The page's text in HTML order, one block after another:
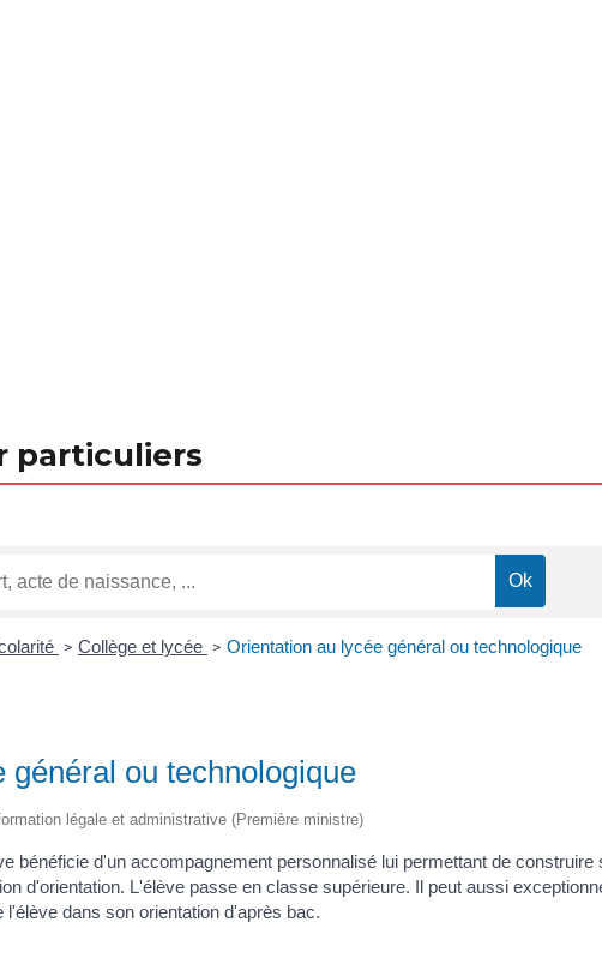
particuliers
> Collège et lycée > Orientation au lycée général ou technologique
général ou technologique
légale et administrative (Première ministre)
bénéficie d'un accompagnement personnalisé lui permettant de
d'orientation. L'élève passe en classe supérieure. Il peut aussi
dans son orientation d'après bac.